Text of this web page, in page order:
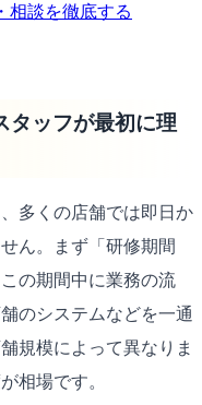
相談を徹底する
タッフが最初に理
多くの店舗では即日か
ん。まず「研修期間
の期間中に業務の流
のシステムなどを一通
規模によって異なりま
相場です。